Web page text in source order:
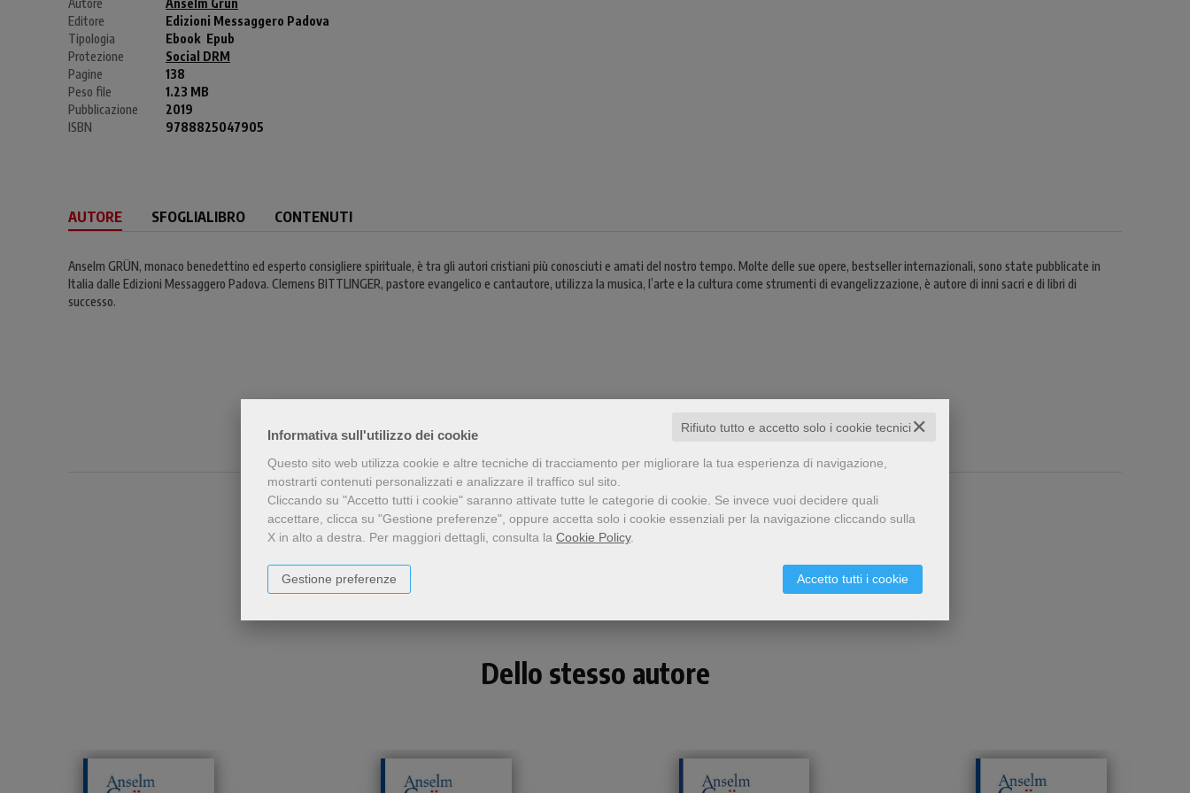
Informativa sull'utilizzo dei cookie ✕
Rifiuto tutto e accetto solo i cookie tecnici
Questo sito web utilizza cookie e altre tecniche di tracciamento per migliorare la tua esperienza di navigazione,
mostrarti contenuti personalizzati e analizzare il traffico sul sito.
Cliccando su "Accetto tutti i cookie" saranno attivate tutte le categorie di cookie. Se invece vuoi decidere quali
accettare, clicca su "Gestione preferenze", oppure accetta solo i cookie essenziali per la navigazione cliccando sulla
X in alto a destra. Per maggiori dettagli, consulta la Cookie Policy.
Accetto tutti i cookie
Gestione preferenze
Autore
Anselm Grün
Editore
Edizioni Messaggero Padova
Tipologia
Ebook Epub
Protezione
Social DRM
Pagine
138
Peso file
1.23 MB
Pubblicazione
2019
ISBN
9788825047905
AUTORE SFOGLIALIBRO CONTENUTI
Anselm GRÜN, monaco benedettino ed esperto consigliere spirituale, è tra gli autori cristiani più conosciuti e amati del nostro tempo. Molte delle sue opere, bestseller internazionali, sono state pubblicate in
Italia dalle Edizioni Messaggero Padova. Clemens BITTLINGER, pastore evangelico e cantautore, utilizza la musica, l’arte e la cultura come strumenti di evangelizzazione, è autore di inni sacri e di libri di
successo.
Condividi
Dello stesso autore